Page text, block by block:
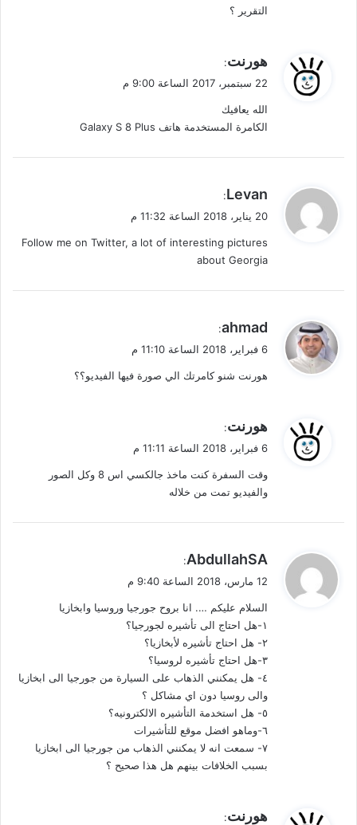
التقرير ؟
ل
هورنت:
22 سبتمبر، 2017 الساعة 9:00 م
الله يعافيك
الكامرة المستخدمة هاتف Galaxy S 8 Plus
ي
ل
Levan
:
20 يناير، 2018 الساعة 11:32 م
Follow me on Twitter, a lot of interesting pictures
about Georgia
ي
ل
ahmad
:
6 فبراير، 2018 الساعة 11:10 م
هورنت شنو كامرتك الي صورة فيها الفيديو؟؟
ل
هورنت:
6 فبراير، 2018 الساعة 11:11 م
وقت السفرة كنت ماخذ جالكسي اس 8 وكل الصور
والفيديو تمت من خلاله
ي
ل
AbdullahSA
:
12 مارس، 2018 الساعة 9:40 م
السلام عليكم …. انا بروح جورجيا وروسيا وابخازيا
١-هل احتاج الى تأشيره لجورجيا؟
٢- هل احتاج تأشيره لأبخازيا؟
٣-هل احتاج تأشيره لروسيا؟
٤- هل يمكنني الذهاب على السيارة من جورجيا الى ابخازيا
والى روسيا دون اي مشاكل ؟
٥- هل استخدمة التأشيره الالكترونيه؟
٦-وماهو افضل موقع للتأشيرات
٧- سمعت انه لا يمكنني الذهاب من جورجيا الى ابخازيا
بسبب الخلافات بينهم هل هذا صحيح ؟
هورنت: